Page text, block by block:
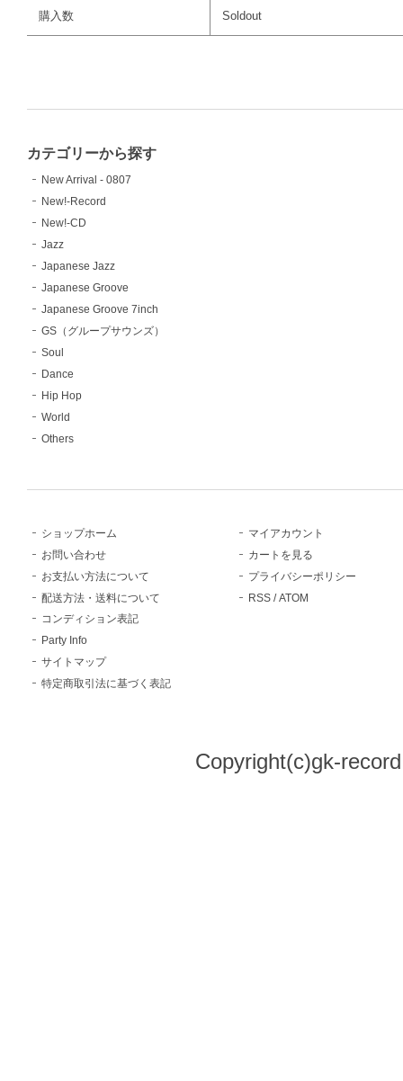
購入数 Soldout
カテゴリーから探す
New Arrival - 0807
New!-Record
New!-CD
Jazz
Japanese Jazz
Japanese Groove
Japanese Groove 7inch
GS（グループサウンズ）
Soul
Dance
Hip Hop
World
Others
ショップホーム
お問い合わせ
お支払い方法について
配送方法・送料について
コンディション表記
Party Info
サイトマップ
特定商取引法に基づく表記
マイアカウント
カートを見る
プライバシーポリシー
RSS /ATOM
Copyright(c)gk-